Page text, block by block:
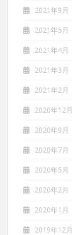
2021年9月
2021年5月
2021年4月
2021年3月
2021年2月
2020年12月
2020年9月
2020年7月
2020年5月
2020年2月
2020年1月
2019年12月